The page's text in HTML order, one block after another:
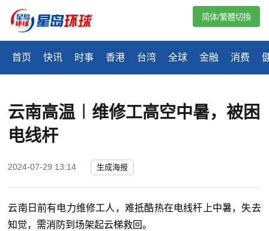
首页 快讯 时事 香港 台湾 全球 金融 消费
简体/繁體切換
云南高温︱维修工高空中暑，被困
电线杆
2024-07-29 13:14 生成海报
云南日前有电力维修工人，难抵酷热在电线杆上中暑，失去
知觉，需消防到场架起云梯救回。